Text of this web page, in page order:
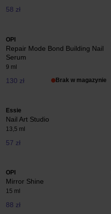
58 zł
OPI
Repair Mode Bond Building Nail
Serum
9 ml
130 zł Brak w magazynie
Essie
Nail Art Studio
13,5 ml
57 zł
OPI
Mirror Shine
15 ml
88 zł